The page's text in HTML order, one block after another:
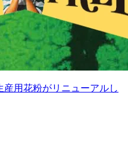
用花粉がリニューアルし